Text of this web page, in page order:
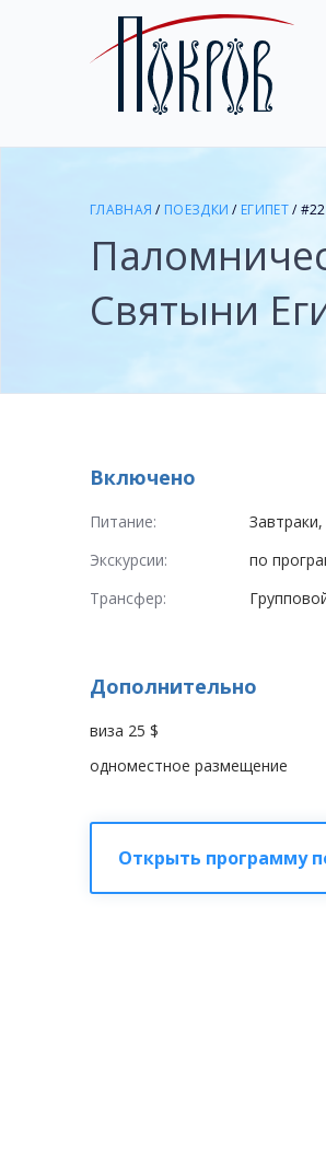
ГЛАВНАЯ / ПОЕЗДКИ / ЕГИПЕТ/
Святыни
Включено
Питание:
Экскурсии:
по
Трансфер:
Дополнительно
виза 25 $
одноместное размещение